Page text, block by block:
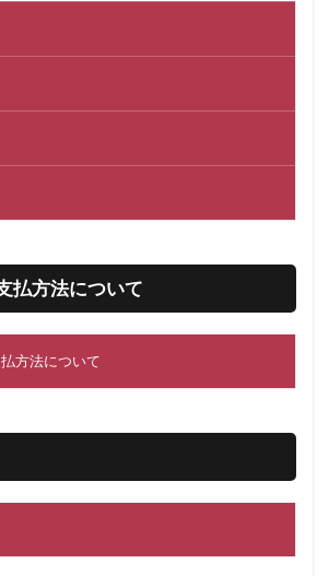
払方法について
方法について